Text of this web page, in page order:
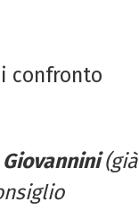
confronto
(già